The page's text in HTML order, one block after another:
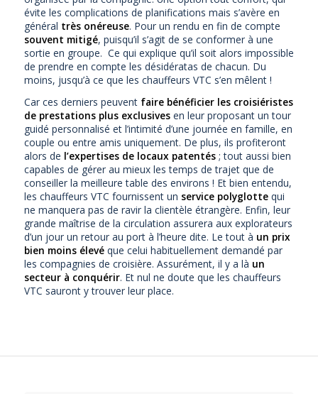
évite les complications de planifications mais s’avère en
général très onéreuse. Pour un rendu en fin de compte
souvent mitigé, puisqu’il s’agit de se conformer à une
sortie en groupe. Ce qui explique qu’il soit alors impossible
de prendre en compte les désidératas de chacun. Du
moins, jusqu’à ce que les chauffeurs VTC s’en mêlent !
Car ces derniers peuvent faire bénéficier les croisiéristes
de prestations plus exclusivesen leur proposant un tour
guidé personnalisé et l’intimité d’une journée en famille, en
couple ou entre amis uniquement. De plus, ils profiteront
alors de l’expertises de locaux patentés ; tout aussi bien
capables de gérer au mieux les temps de trajet que de
conseiller la meilleure table des environs ! Et bien entendu,
les chauffeurs VTC fournissent un service polyglottequi
ne manquera pas de ravir la clientèle étrangère. Enfin, leur
grande maîtrise de la circulation assurera aux explorateurs
d’un jour un retour au port à l’heure dite. Le tout à un prix
bien moins élevéque celui habituellement demandé par
les compagnies de croisière. Assurément, il y a là un
secteur à conquérir. Et nul ne doute que les chauffeurs
VTC sauront y trouver leur place.